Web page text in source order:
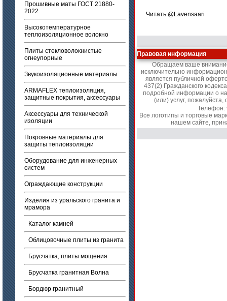
Прошивные маты ГОСТ 21880-
2022
Высокотемпературное
теплоизоляционное волокно
Плиты стекловолокнистые
огнеупорные
Звукоизоляционные материалы
ARMAFLEX теплоизоляция,
защитные покрытия, аксессуары
Аксессуары для технической
изоляции
Покровные материалы для
защиты теплоизоляции
Оборудование для инженерных
систем
Ограждающие конструкции
Изделия из уральского гранита и
мрамора
Каталог камней
Облицовочные плиты из гранита
Брусчатка, плиты мощения
Брусчатка гранитная Волна
Бордюр гранитный
Читать @Lavensaari
Правовая информация
Обращаем ваше
исключительно
является публичной
437(2) Гражданского
подробной информации о
(или) услуг,
Телефон:
Все логотипы и торговые
нашем сайте,